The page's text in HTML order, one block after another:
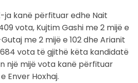
ja kanë përfituar edhe Nait
vota, Kujtim Gashi me 2 mijë e
me 2 mijë e 102 dhe Arianit
vota të gjithë këta kandidatë
një mijë vota kanë përfituar
Enver Hoxhaj.